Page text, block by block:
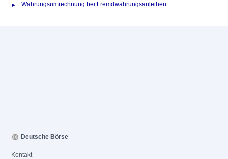
Währungsumrechnung bei Fremdwährungsanleihen
Deutsche Börse
Kontakt